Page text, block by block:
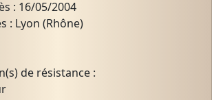
: 16/05/2004
: Lyon (Rhône)
de résistance :